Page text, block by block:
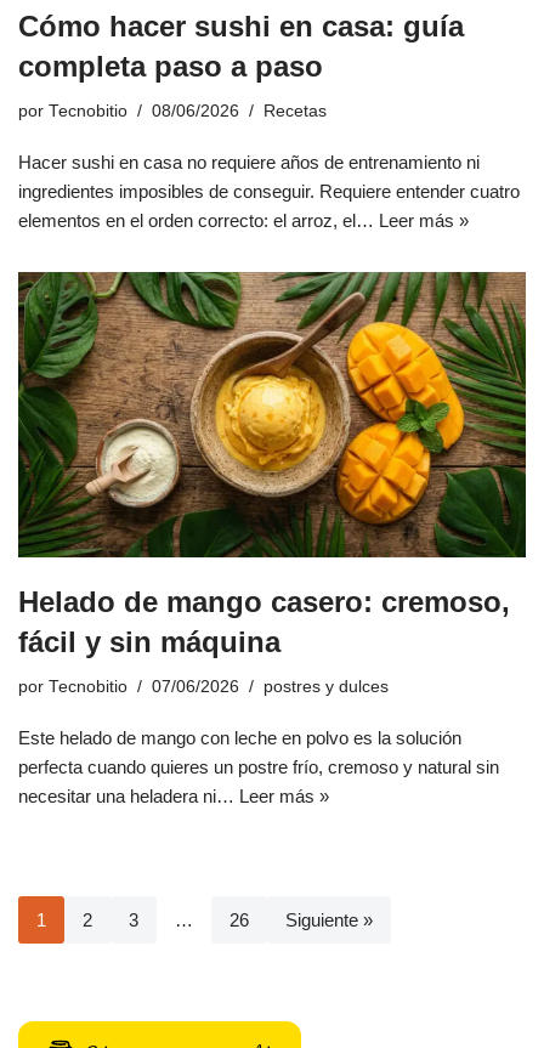
Cómo hacer sushi en casa: guía
completa paso a paso
por Tecnobitio 08/06/2026 Recetas
Hacer sushi en casa no requiere años de entrenamiento ni
ingredientes imposibles de conseguir. Requiere entender cuatro
elementos en el orden correcto: el arroz, el… Leer más »
Helado de mango casero: cremoso,
fácil y sin máquina
por Tecnobitio 07/06/2026 postres y dulces
Este helado de mango con leche en polvo es la solución
perfecta cuando quieres un postre frío, cremoso y natural sin
necesitar una heladera ni… Leer más »
1 2 3 … 26 Siguiente »